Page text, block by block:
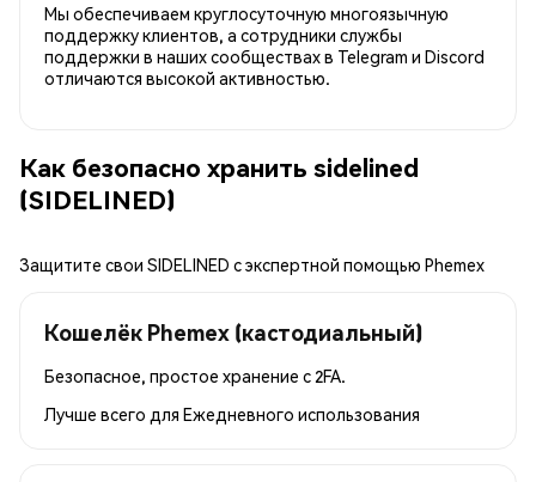
Мы обеспечиваем круглосуточную многоязычную
поддержку клиентов, а сотрудники службы
поддержки в наших сообществах в Telegram и Discord
отличаются высокой активностью.
Как безопасно хранить sidelined
(SIDELINED)
Защитите свои SIDELINED с экспертной помощью Phemex
Кошелёк Phemex (кастодиальный)
Безопасное, простое хранение с 2FA.
Лучше всего для Ежедневного использования